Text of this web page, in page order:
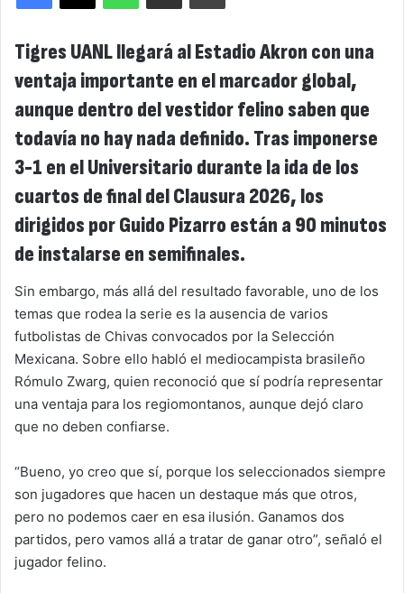
Tigres UANL llegará al Estadio Akron con una
ventaja importante en el marcador global,
aunque dentro del vestidor felino saben que
todavía no hay nada definido. Tras imponerse
3-1 en el Universitario durante la ida de los
cuartos de final del Clausura 2026, los
dirigidos por Guido Pizarro están a 90 minutos
de instalarse en semifinales.
Sin embargo, más allá del resultado favorable, uno de los
temas que rodea la serie es la ausencia de varios
futbolistas de Chivas convocados por la Selección
Mexicana. Sobre ello habló el mediocampista brasileño
Rómulo Zwarg, quien reconoció que sí podría representar
una ventaja para los regiomontanos, aunque dejó claro
que no deben confiarse.
“Bueno, yo creo que sí, porque los seleccionados siempre
son jugadores que hacen un destaque más que otros,
pero no podemos caer en esa ilusión. Ganamos dos
partidos, pero vamos allá a tratar de ganar otro”, señaló el
jugador felino.